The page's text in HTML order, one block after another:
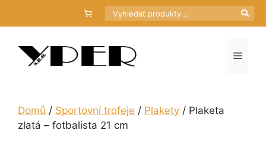
Hledat
Menu
Domů / Sportovní trofeje / Plakety / Plaketa
zlatá – fotbalista 21 cm